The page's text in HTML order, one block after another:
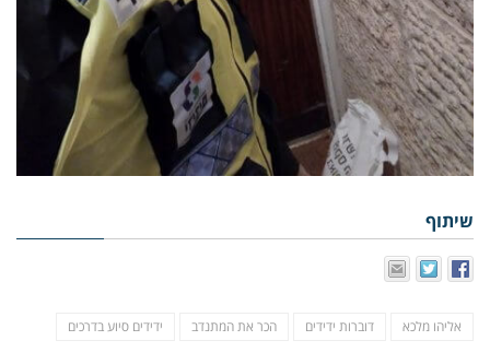
שיתוף
אליהו מלכא דוברות ידידים הכר את המתנדב ידידים סיוע בדרכים